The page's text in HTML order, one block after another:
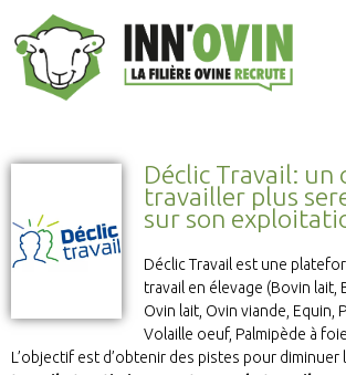
Déclic Travail:
travailler plus
sur son
Déclic Travail est une
travail en élevage (Bovin lait,
Ovin lait, Ovin viande, Equin,
Volaille oeuf, Palmipède à
L’objectif est d’obtenir des pistes pour diminuer